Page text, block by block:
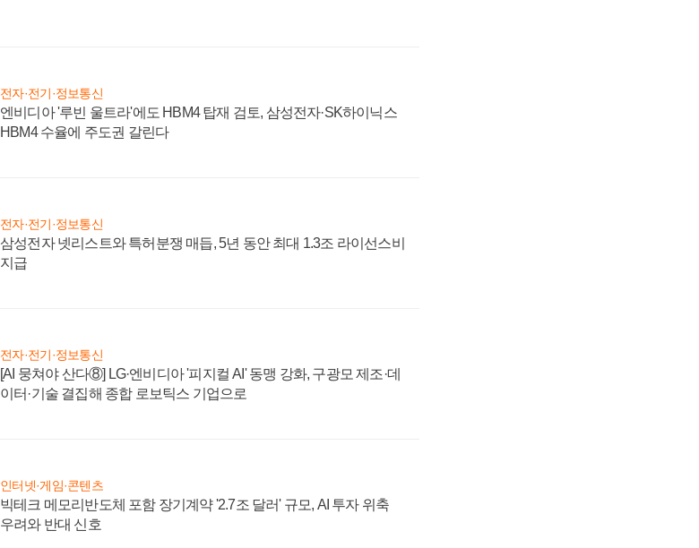
전자·전기·정보통신
엔비디아 '루빈 울트라'에도 HBM4 탑재 검토, 삼성전자·SK하이닉스
HBM4 수율에 주도권 갈린다
전자·전기·정보통신
삼성전자 넷리스트와 특허분쟁 매듭, 5년 동안 최대 1.3조 라이선스비
지급
전자·전기·정보통신
[AI 뭉쳐야 산다⑧] LG·엔비디아 '피지컬 AI' 동맹 강화, 구광모 제조·데
이터·기술 결집해 종합 로보틱스 기업으로
인터넷·게임·콘텐츠
빅테크 메모리반도체 포함 장기계약 '2.7조 달러' 규모, AI 투자 위축
우려와 반대 신호